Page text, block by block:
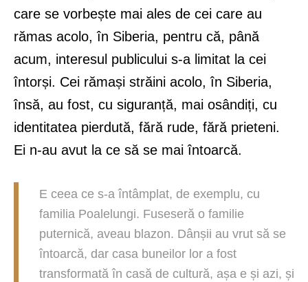
care se vorbește mai ales de cei care au
rămas acolo, în Siberia, pentru că, până
acum, interesul publicului s-a limitat la cei
întorși. Cei rămași străini acolo, în Siberia,
însă, au fost, cu siguranță, mai osândiți, cu
identitatea pierdută, fără rude, fără prieteni.
Ei n-au avut la ce să se mai întoarcă.
E ceea ce s-a întâmplat, de exemplu, cu
familia Poalelungi. Fuseseră o familie
puternică, aveau blazon. Dânșii au vrut să se
întoarcă, dar casa buneilor lor a fost
transformată în casă de cultură, așa e și azi, și